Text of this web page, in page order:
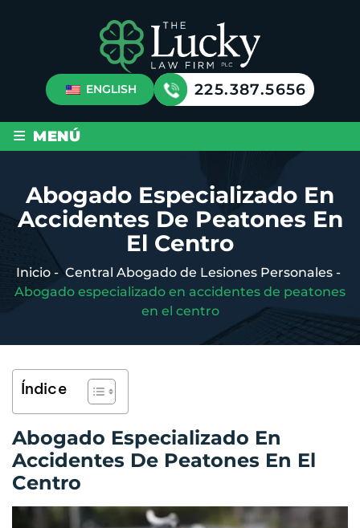
ENGLISH 225.387.5656
≡ MENÚ
Abogado Especializado En
Accidentes De Peatones En
El Centro
Inicio - Central Abogado de Lesiones Personales -
Abogado especializado en accidentes de peatones
en el centro
Índice
Abogado Especializado En
Accidentes De Peatones En El
Centro